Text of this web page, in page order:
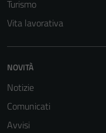
Turismo
Vita lavorativa
NOVITÀ
Notizie
Comunicati
Avvisi